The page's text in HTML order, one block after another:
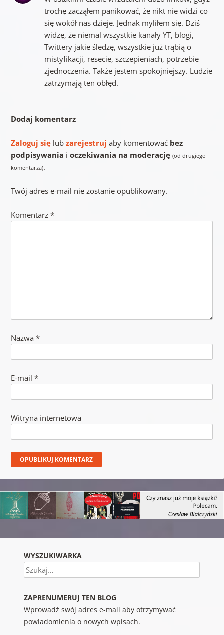
trochę zacząłem panikować, że nikt nie widzi co
się wokół nas dzieje. Jednak myliłem się. Dziś
widzę, że niemal wszystkie kanały YT, blogi,
Twittery jakie śledzę, wszystkie już trąbią o
mistyfikacji, resecie, szczepieniach, potrzebie
zjednoczenia. Także jestem spokojniejszy. Ludzie
zatrzymają ten obłęd.
Dodaj komentarz
Zaloguj sięlub zarejestruj aby komentować bez
podpisywania i oczekiwania na moderację (od drugiego
komentarza).
Twój adres e-mail nie zostanie opublikowany.
Komentarz *
Nazwa *
E-mail *
Witryna internetowa
WYSZUKIWARKA
Szukaj
ZAPRENUMERUJ TEN BLOG
Wprowadź swój adres e-mail aby otrzymywać
powiadomienia o nowych wpisach.